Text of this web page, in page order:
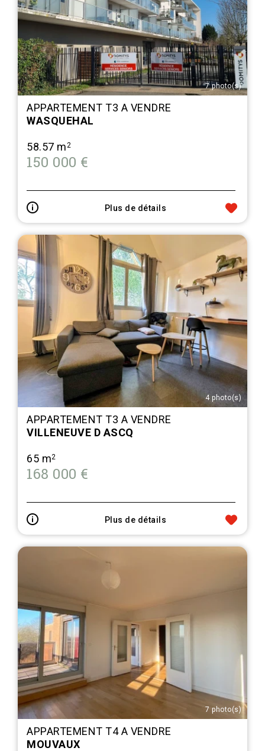
7 photo(s)
APPARTEMENT T3 A VENDRE
WASQUEHAL
58.57 m2
150 000 €
Plus de détails
4 photo(s)
APPARTEMENT T3 A VENDRE
VILLENEUVE D ASCQ
65 m2
168 000 €
Plus de détails
7 photo(s)
APPARTEMENT T4 A VENDRE
MOUVAUX